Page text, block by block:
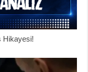
Hikayesi!